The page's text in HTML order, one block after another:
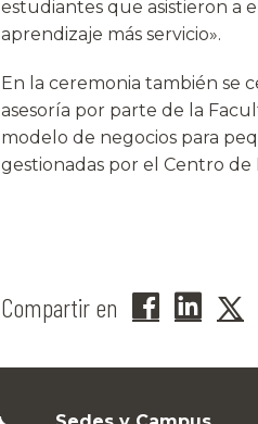
estudiantes que asistieron a
aprendizaje más servicio».
En la ceremonia también se
asesoría por parte de la
modelo de negocios para
gestionadas por el Centro
Compartir en